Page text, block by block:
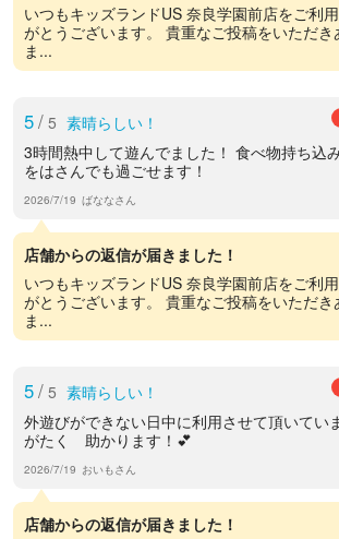
いつもキッズランドUS 奈良学園前店をご利
がとうございます。 貴重なご投稿をいただ
ま...
5/ 5 素晴らしい！
3時間熱中して遊んでました！ 食べ物持ち込
をはさんでも過ごせます！
2026/7/19 ばななさん
店舗からの返信が届きました！
いつもキッズランドUS 奈良学園前店をご利
がとうございます。 貴重なご投稿をいただ
ま...
5/ 5 素晴らしい！
外遊びができない日中に利用させて頂いてい
がたく 助かります！💕
2026/7/19 おいもさん
店舗からの返信が届きました！